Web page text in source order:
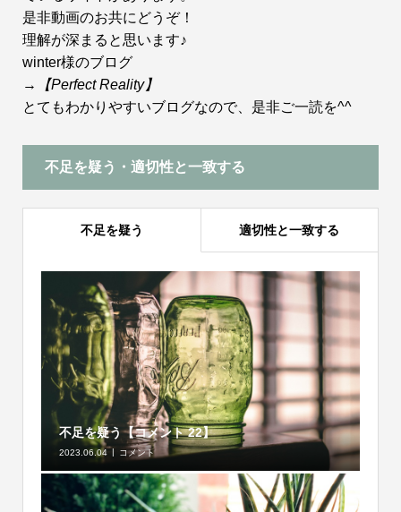
是非動画のお共にどうぞ！
理解が深まると思います♪
winter様のブログ
→
【Perfect Reality】
とてもわかりやすいブログなので、是非ご一読を^^
不足を疑う・適切性と一致する
不足を疑う 適切性と一致する
不足を疑う【コメント 22】
2023.06.04 コメント